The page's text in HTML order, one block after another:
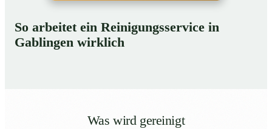
So arbeitet ein Reinigungsservice in
Gablingen wirklich
Was wird gereinigt